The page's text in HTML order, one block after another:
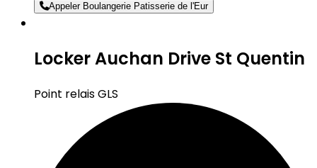
Appeler Boulangerie Patisserie de l'Eur
Locker Auchan Drive St Quentin
Point relais GLS